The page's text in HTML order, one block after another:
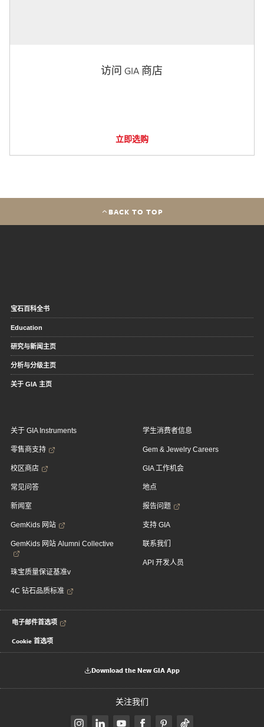
访问 GIA 商店
立即选购
BACK TO TOP
宝石百科全书
Education
研究与新闻主页
分析与分级主页
关于 GIA 主页
关于 GIA Instruments
零售商支持
校区商店
常见问答
新闻室
GemKids 网站
GemKids 网站 Alumni Collective
珠宝质量保证基准v
4C 钻石品质标准
学生消费者信息
Gem & Jewelry Careers
GIA 工作机会
地点
报告问题
支持 GIA
联系我们
API 开发人员
电子邮件首选项
Cookie 首选项
Download the New GIA App
关注我们